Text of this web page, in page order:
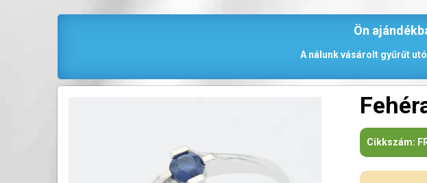
Ön
A nálunk vásárolt gyűrűt
Cikkszám: